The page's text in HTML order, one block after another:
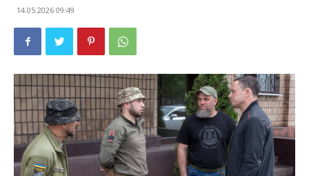
14.05.2026 09:49